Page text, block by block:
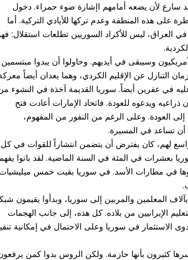
سارع لأن يضعه أمامهم اإشارة ضوء حمراء. دخول
هذه المنطقة وعدم تركها للأيادي التركية. أما
العراق، ليس للأكراد السوريين تطلعات استقلال:
وسيبقى في أيديهم. وحاولوا أن يبدوا مبتسمين
التنازل عن الإقليم الكردي، وهما يعدان أيضاً
عليه في عفرين أيضاً. سوريا القديمة آخذة في النشوء
ويدعوه للعودة. فاتحاد الإمارات أعادت فتح
العودة. وعلى الرغم من النفور من المفهوم،
أن تساعد في المسيرة.
لهم، كان يفترض أن يتضمن انتشاراً للقوات في كل
بعشرات في المئة في السنة الماضية. لقد باتوا
في مطارات الأسد. في سوريا بقيت خمس ميليشيات
المعلمين والمربين إلى سوريا، وبدأوا يقيمون
الإيرانيين من بلاده. كل هذه، إلى جانب الهجمات
في سوريا وعلى الاحتمال في إمكانية
كثيرون بأنها حازمة. ولكن الروس بدوا كمن